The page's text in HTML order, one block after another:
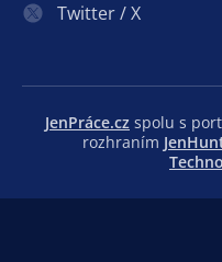
Twitter / X
JenPráce.cz spolu s
rozhraním